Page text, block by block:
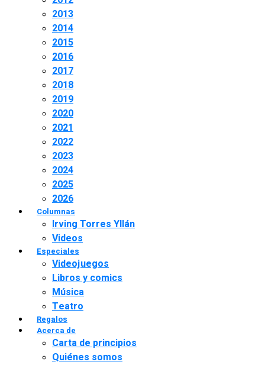
2013
2014
2015
2016
2017
2018
2019
2020
2021
2022
2023
2024
2025
2026
Columnas
Irving Torres Yllán
Videos
Especiales
Videojuegos
Libros y comics
Música
Teatro
Regalos
Acerca de
Carta de principios
Quiénes somos